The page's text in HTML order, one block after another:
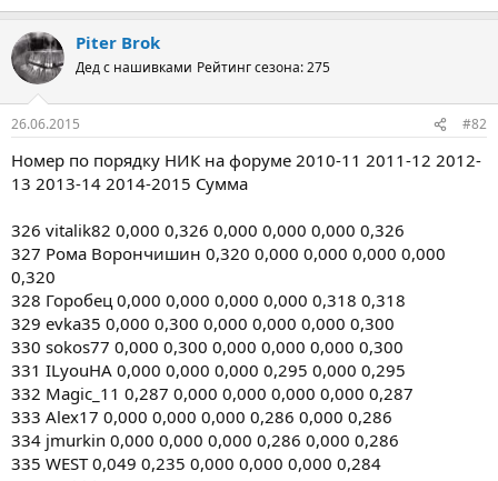
Piter Brok
Дед с нашивками Рейтинг сезона: 275
26.06.2015 #82
Номер по порядку НИК на форуме 2010-11 2011-12 2012-
13 2013-14 2014-2015 Сумма
326 vitalik82 0,000 0,326 0,000 0,000 0,000 0,326
327 Рома Ворончишин 0,320 0,000 0,000 0,000 0,000
0,320
328 Горобец 0,000 0,000 0,000 0,000 0,318 0,318
329 evka35 0,000 0,300 0,000 0,000 0,000 0,300
330 sokos77 0,000 0,300 0,000 0,000 0,000 0,300
331 ILyouHA 0,000 0,000 0,000 0,295 0,000 0,295
332 Magic_11 0,287 0,000 0,000 0,000 0,000 0,287
333 Alex17 0,000 0,000 0,000 0,286 0,000 0,286
334 jmurkin 0,000 0,000 0,000 0,286 0,000 0,286
335 WEST 0,049 0,235 0,000 0,000 0,000 0,284